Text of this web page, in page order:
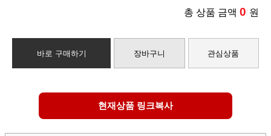
총 상품 금액 0 원
바로 구매하기 장바구니 관심상품
현재상품 링크복사